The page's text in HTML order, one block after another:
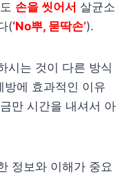
손을 씻어서 살균소
(‘No뿌, 묻딱손’).
시는 것이 다른 방식
에 효과적인 이유
만 시간을 내셔서 아
정보와 이해가 중요